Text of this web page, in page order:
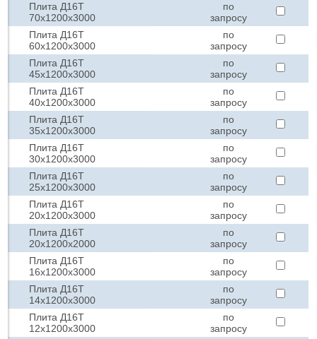
Плита Д16Т
70х1200х3000
по
запросу
Плита Д16Т
60х1200х3000
по
запросу
Плита Д16Т
45х1200х3000
по
запросу
Плита Д16Т
40х1200х3000
по
запросу
Плита Д16Т
35х1200х3000
по
запросу
Плита Д16Т
30х1200х3000
по
запросу
Плита Д16Т
25х1200х3000
по
запросу
Плита Д16Т
20х1200х3000
по
запросу
Плита Д16Т
20х1200х2000
по
запросу
Плита Д16Т
16х1200х3000
по
запросу
Плита Д16Т
14х1200х3000
по
запросу
Плита Д16Т
12х1200х3000
по
запросу